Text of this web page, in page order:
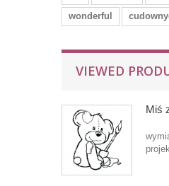
wonderful
VIEWED
Miś